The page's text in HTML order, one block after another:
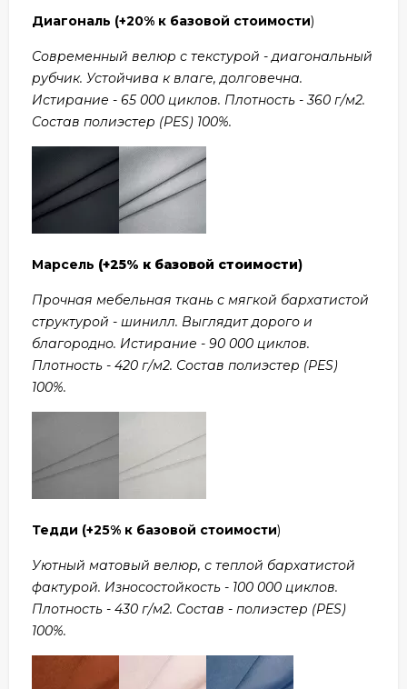
Диагональ (+20% к базовой стоимости)
Современный велюр с текстурой - диагональный
рубчик. Устойчива к влаге, долговечна.
Истирание - 65 000 циклов. Плотность - 360 г/м2.
Состав полиэстер (PES) 100%.
Марсель (+25% к базовой стоимости)
Прочная мебельная ткань с мягкой бархатистой
структурой - шинилл. Выглядит дорого и
благородно. Истирание - 90 000 циклов.
Плотность - 420 г/м2. Состав полиэстер (PES)
100%.
Тедди (+25% к базовой стоимости)
Уютный матовый велюр, с теплой бархатистой
фактурой. Износостойкость - 100 000 циклов.
Плотность - 430 г/м2. Состав - полиэстер (PES)
100%.